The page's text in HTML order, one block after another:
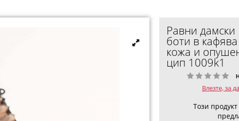
Равни дамски
боти в кафява
кожа и
цип 1009k1
Влезте, за
Този